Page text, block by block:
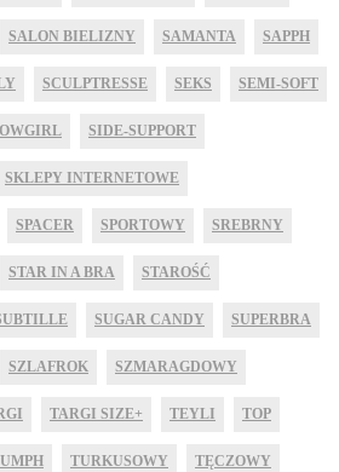
SALON BIELIZNY SAMANTA SAPPH
SCULPTRESSE SEKS SEMI-SOFT
SIDE-SUPPORT
SKLEPY INTERNETOWE
SPACER SPORTOWY SREBRNY
STAR IN A BRA STAROŚĆ
SUGAR CANDY SUPERBRA
SZLAFROK SZMARAGDOWY
TARGI SIZE+ TEYLI TOP
TURKUSOWY TĘCZOWY